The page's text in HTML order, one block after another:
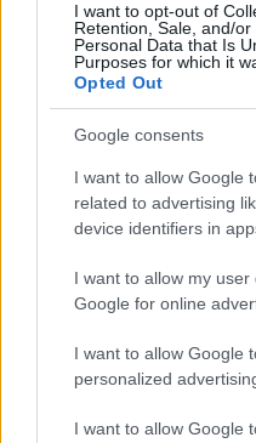
I want to opt-out of
Retention, Sale, and/
Personal Data that Is
Purposes for which it
Opted Out
Google consents
I want to allow Google
related to advertising
device identifiers in
I want to allow my
Google for online
I want to allow Google
personalized
I want to allow Google
Sigue leyendo